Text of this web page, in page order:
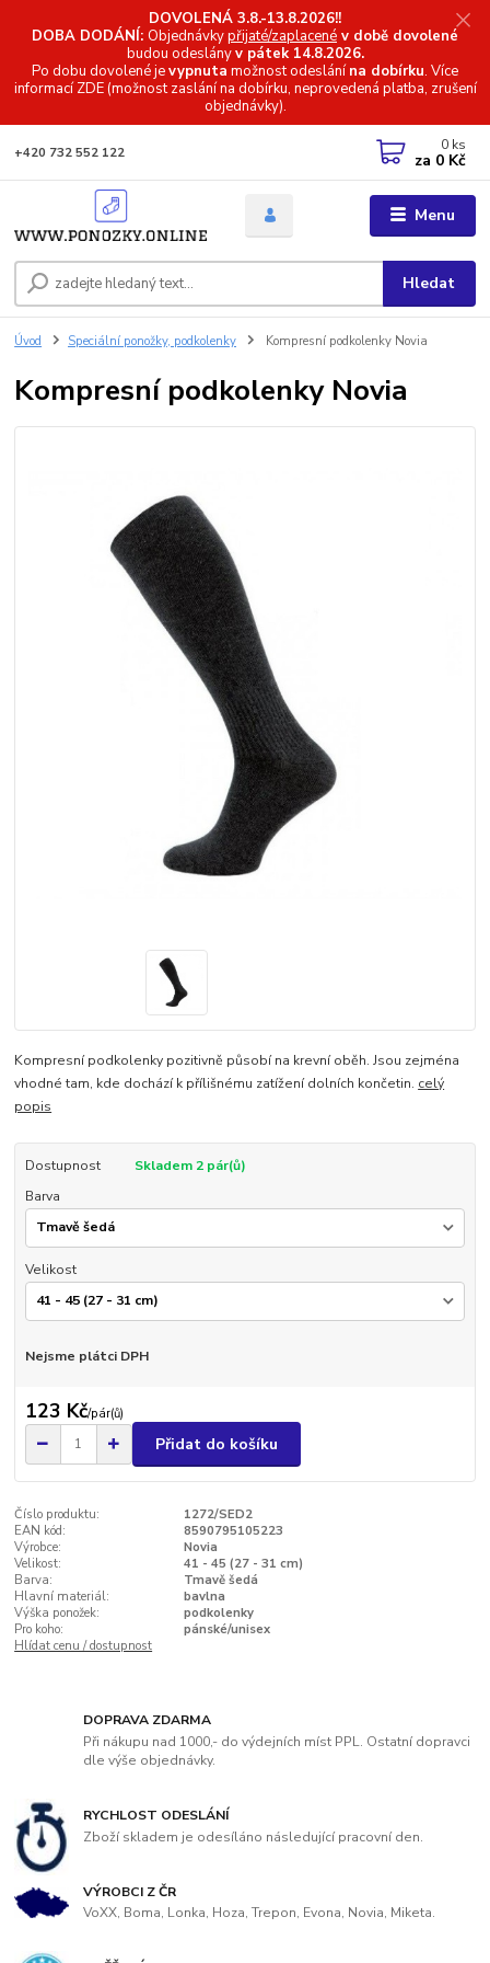
DOVOLENÁ 3.8.-13.8.2026!!
DOBA DODÁNÍ: Objednávkypřijaté/zaplacené v době dovolené
budou odeslányv pátek 14.8.2026.
Po dobu dovolené jevypnuta možnost odeslánína dobírku. Více
informacíZDE (možnost zaslání na dobírku, neprovedená platba, zrušení
objednávky).
Menu
Hledat
+420 732 552 122 0 ks
za 0 Kč
Úvod Speciální ponožky, podkolenky Kompresní podkolenky Novia
Kompresní podkolenky Novia
Kompresní podkolenky pozitivně působí na krevní oběh. Jsou zejména
vhodné tam, kde dochází k přílišnému zatížení dolních končetin. celý
popis
Dostupnost
Skladem 2 pár(ů)
Barva
Velikost
Nejsme plátci DPH
123 Kč/pár(ů)
Přidat do košíku
Číslo produktu:
1272/SED2
EAN kód:
8590795105223
Výrobce:
Novia
Velikost:
41 - 45 (27 - 31 cm)
Barva:
Tmavě šedá
Hlavní materiál:
bavlna
Výška ponožek:
podkolenky
Pro koho:
pánské/unisex
Hlídat cenu / dostupnost
DOPRAVA ZDARMA
Při nákupu nad 1000,- do výdejních míst PPL. Ostatní dopravci
dle výše objednávky.
RYCHLOST ODESLÁNÍ
Zboží skladem je odesíláno následující pracovní den.
VÝROBCI Z ČR
VoXX, Boma, Lonka, Hoza, Trepon, Evona, Novia, Miketa.